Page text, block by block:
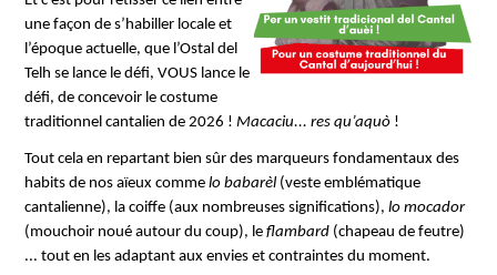
une façon de s’habiller locale et
l’époque actuelle, que l’Ostal del
Telh se lance le défi, VOUS lance le
défi, de concevoir le costume
traditionnel cantalien de 2026 ! Macaciu... res qu’aquò !
Tout cela en repartant bien sûr des marqueurs fondamentaux des
habits de nos aïeux comme lo babarèl (veste emblématique
cantalienne), la coiffe (aux nombreuses significations), lo mocador
(mouchoir noué autour du coup), le flambard (chapeau de feutre)
... tout en les adaptant aux envies et contraintes du moment.